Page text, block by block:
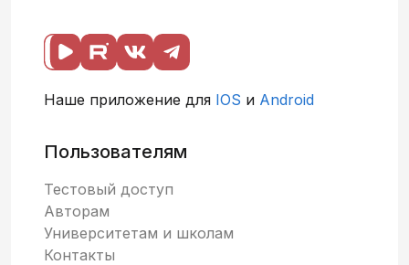
Наше приложение для IOS и Android
Пользователям
Тестовый доступ
Авторам
Университетам и школам
Контакты